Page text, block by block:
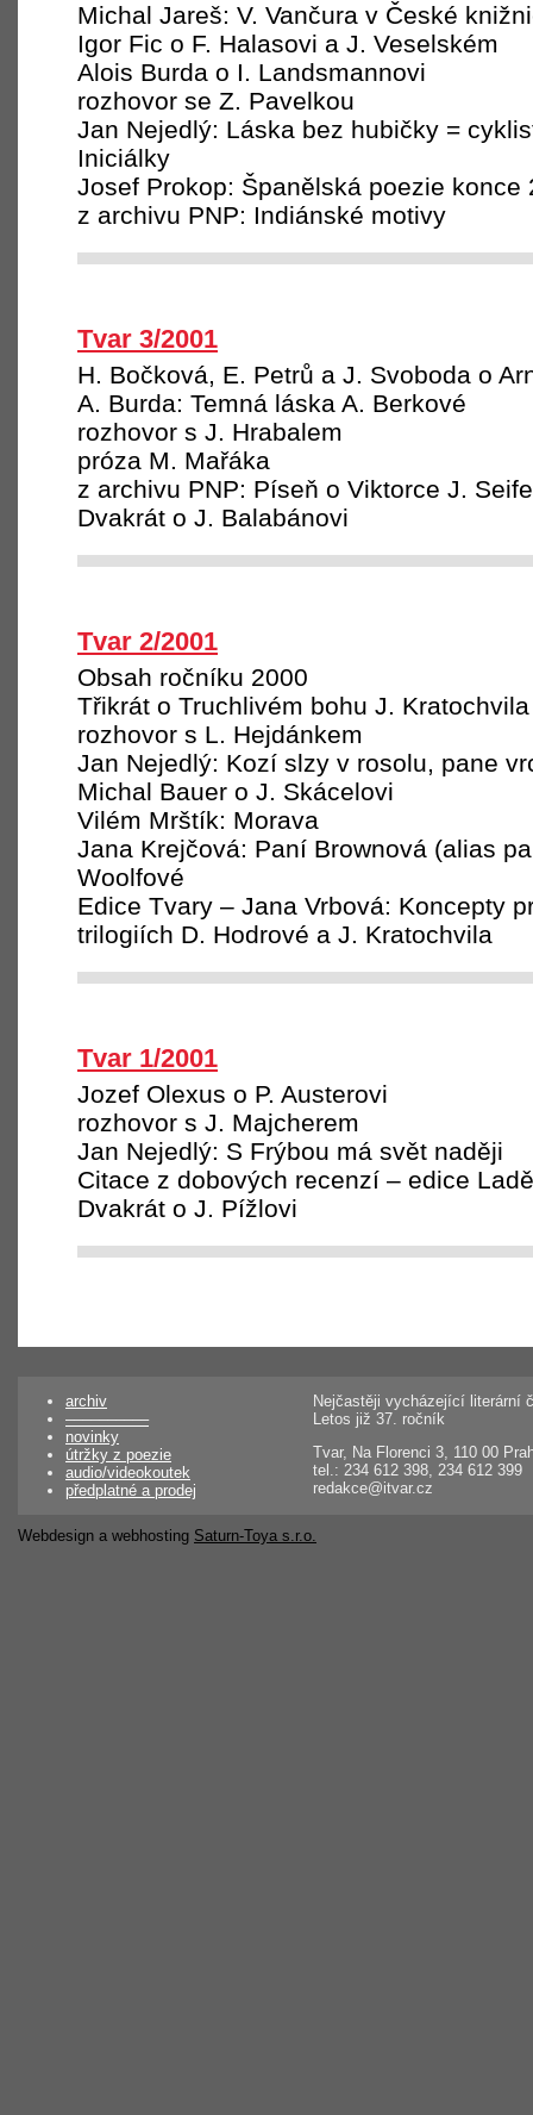
Michal Jareš: V. Vančura v České
Igor Fic o F. Halasovi a J. Veselském
Alois Burda o I. Landsmannovi
rozhovor se Z. Pavelkou
Jan Nejedlý: Láska bez hubičky =
Iniciálky
Josef Prokop: Španělská poezie konce
z archivu PNP: Indiánské motivy
Tvar 3/2001
H. Bočková, E. Petrů a J. Svoboda o
A. Burda: Temná láska A. Berkové
rozhovor s J. Hrabalem
próza M. Mařáka
z archivu PNP: Píseň o Viktorce J.
Dvakrát o J. Balabánovi
Tvar 2/2001
Obsah ročníku 2000
Třikrát o Truchlivém bohu J. Kratochvila
rozhovor s L. Hejdánkem
Jan Nejedlý: Kozí slzy v rosolu, pane
Michal Bauer o J. Skácelovi
Vilém Mrštík: Morava
Jana Krejčová: Paní Brownová (alias
Woolfové
Edice Tvary – Jana Vrbová: Koncepty
trilogiích D. Hodrové a J. Kratochvila
Tvar 1/2001
Jozef Olexus o P. Austerovi
rozhovor s J. Majcherem
Jan Nejedlý: S Frýbou má svět naději
Citace z dobových recenzí – edice
Dvakrát o J. Pížlovi
archiv
––––––––––
novinky
útržky z poezie
audio/videokoutek
předplatné a prodej
Nejčastěji vycházející literární
Letos již 37. ročník
Tvar, Na Florenci 3, 110 00
tel.: 234 612 398, 234 612 399
redakce@itvar.cz
Webdesign a webhosting Saturn-Toya s.r.o.